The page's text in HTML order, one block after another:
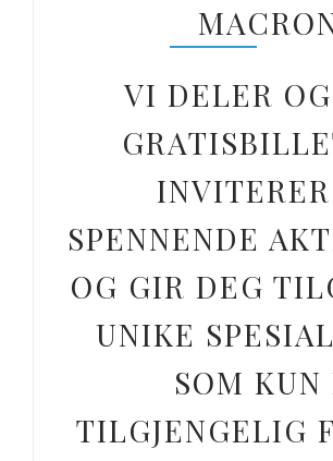
VI DELER
SPENNENDE
OG GIR DEG
UNIKE
SOM KUN
TILGJENGELIG